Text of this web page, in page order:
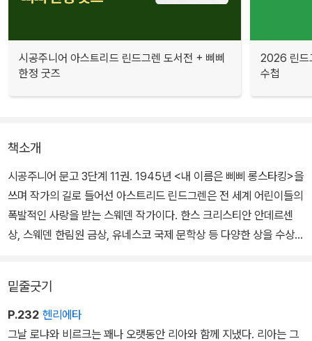
시공주니어 아스트리드 린드그렌 도서전 + 삐삐
한정 굿즈
2026 린드
수첩
책소개
시공주니어 문고 3단계 11권. 1945년 <내 이름은 삐삐 롱스타킹>을
쓰며 작가의 길로 들어선 아스트리드 린드그렌은 전 세계 어린이들의
폭발적인 사랑을 받는 스웨덴 작가이다. 한스 크리스티안 안데르센
상, 스웨덴 한림원 금상, 유네스코 국제 문학상 등 다양한 상을 수상하
뜻한 우정을 쌓으며 성장해 나가는 소녀 로냐의 이야기이다.
라이벌 관계인 두 산적 무리 중에서 두목의 딸로 태어난 로냐는 다른
밑줄긋기
P.232 헨리에타
그날 로냐와 비르크는 꽤나 오랫동안 리아와 함께 지냈다. 리아는 그